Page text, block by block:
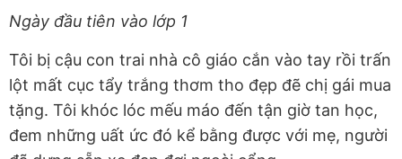
Ngày đầu tiên vào lớp 1
Tôi bị cậu con trai nhà cô giáo cắn vào tay rồi trấn
lột mất cục tẩy trắng thơm tho đẹp đẽ chị gái mua
tặng. Tôi khóc lóc mếu máo đến tận giờ tan học,
đem những uất ức đó kể bằng được với mẹ, người